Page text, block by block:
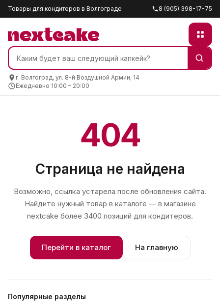
Товары для кондитеров в Волгограде 8 (905) 398-17-75
г. Волгоград, ул. 8-й Воздушной Армии, 14
Ежедневно 10:00 – 20:00
404
Страница не найдена
Возможно, ссылка устарела после обновления сайта.
Найдите нужный товар в каталоге — в магазине
nextcake более 3400 позиций для кондитеров.
Перейти в каталог На главную
Популярные разделы